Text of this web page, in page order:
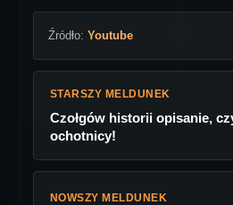
Źródło: Youtube
STARSZY MELDUNEK
Czołgów historii opisanie,
ochotnicy!
NOWSZY MELDUNEK